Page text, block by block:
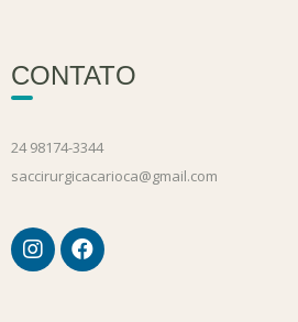
CONTATO
24 98174-3344
saccirurgicacarioca@gmail.com